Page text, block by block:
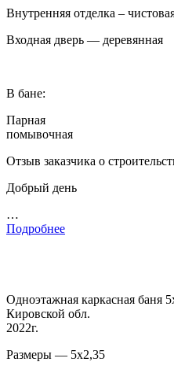
Внутренняя отделка –
Входная дверь — деревянная
В бане:
Парная
помывочная
Отзыв заказчика о
Добрый день
…
Подробнее
Одноэтажная каркасная баня
Кировской обл.
2022г.
Размеры — 5х2,35